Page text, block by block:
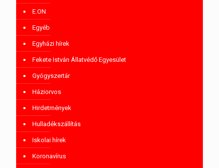
E.ON
Egyéb
Egyházi hírek
Fekete István Állatvédő Egyesület
Gyógyszertár
Háziorvos
Hirdetmények
Hulladékszállítás
Iskolai hírek
Koronavírus